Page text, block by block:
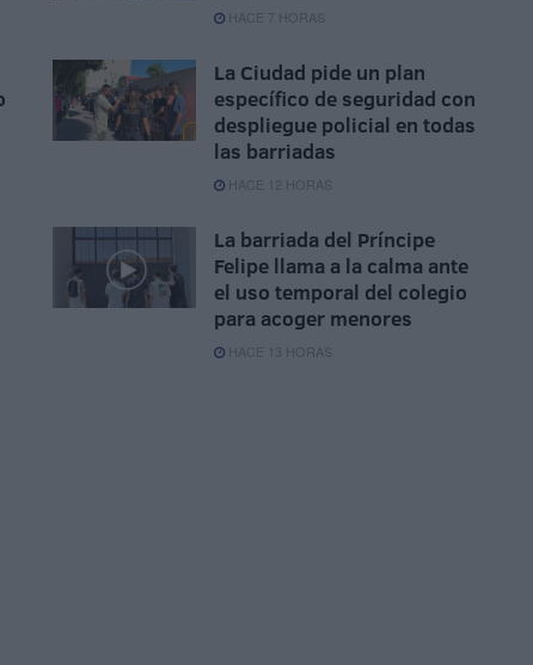
HACE 7 HORAS
La Ciudad pide un plan
específico de seguridad con
despliegue policial en todas
las barriadas
HACE 12 HORAS
La barriada del Príncipe
Felipe llama a la calma ante
el uso temporal del colegio
para acoger menores
HACE 13 HORAS